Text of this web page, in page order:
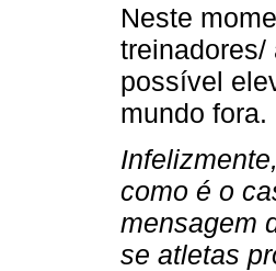
Neste
treinadores/
possível
mundo fora.
como é o
mensagem
se atletas